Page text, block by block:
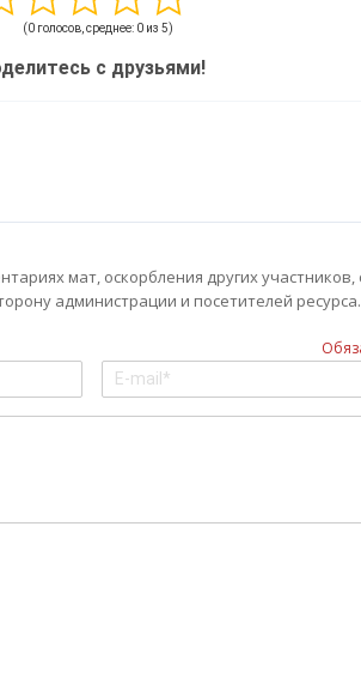
(0 голосов, среднее: 0 из 5)
с друзьями!
мат, оскорбления других участников,
администрации и посетителей